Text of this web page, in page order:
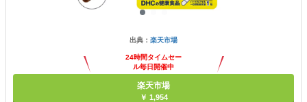
出典： 楽天市場
24時間タイムセー
ル毎日開催中
楽天市場
￥ 1,954